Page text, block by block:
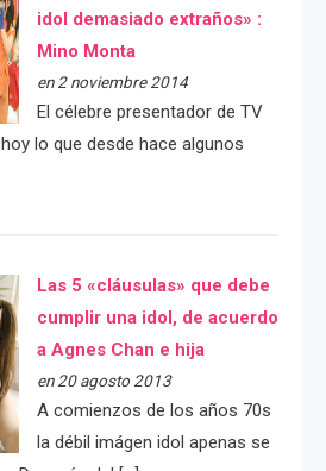
idol demasiado extraños» :
Mino Monta
en 2 noviembre 2014
El célebre presentador de TV
lo que desde hace algunos
Las 5 «cláusulas» que debe
cumplir una idol, de acuerdo
a Agnes Chan e hija
en 20 agosto 2013
A comienzos de los años 70s
la débil imágen idol apenas se